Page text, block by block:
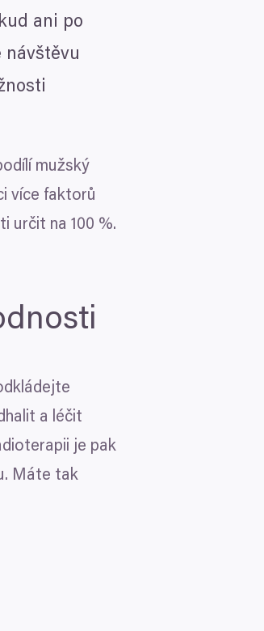
ani po
mužský
více faktorů
určit na 100 %.
a léčit
je pak
Máte tak